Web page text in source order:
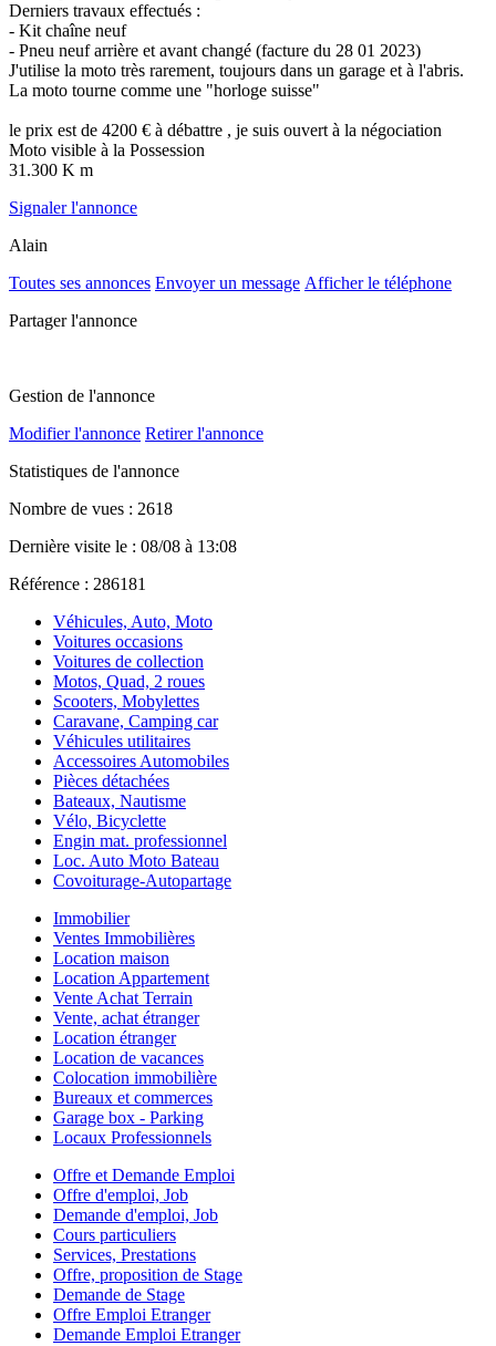
Derniers travaux effectués :
- Kit chaîne neuf
- Pneu neuf arrière et avant changé (facture du 28 01 2023)
J'utilise la moto très rarement, toujours dans un garage et à l'abris.
La moto tourne comme une "horloge suisse"
le prix est de 4200 € à débattre , je suis ouvert à la négociation
Moto visible à la Possession
31.300 K m
Signaler l'annonce
Alain
Toutes ses annonces Envoyer un message Afficher le téléphone
Partager l'annonce
Gestion de l'annonce
Modifier l'annonce Retirer l'annonce
Statistiques de l'annonce
Nombre de vues : 2618
Dernière visite le : 08/08 à 13:08
Référence : 286181
Véhicules, Auto, Moto
Voitures occasions
Voitures de collection
Motos, Quad, 2 roues
Scooters, Mobylettes
Caravane, Camping car
Véhicules utilitaires
Accessoires Automobiles
Pièces détachées
Bateaux, Nautisme
Vélo, Bicyclette
Engin mat. professionnel
Loc. Auto Moto Bateau
Covoiturage-Autopartage
Immobilier
Ventes Immobilières
Location maison
Location Appartement
Vente Achat Terrain
Vente, achat étranger
Location étranger
Location de vacances
Colocation immobilière
Bureaux et commerces
Garage box - Parking
Locaux Professionnels
Offre et Demande Emploi
Offre d'emploi, Job
Demande d'emploi, Job
Cours particuliers
Services, Prestations
Offre, proposition de Stage
Demande de Stage
Offre Emploi Etranger
Demande Emploi Etranger